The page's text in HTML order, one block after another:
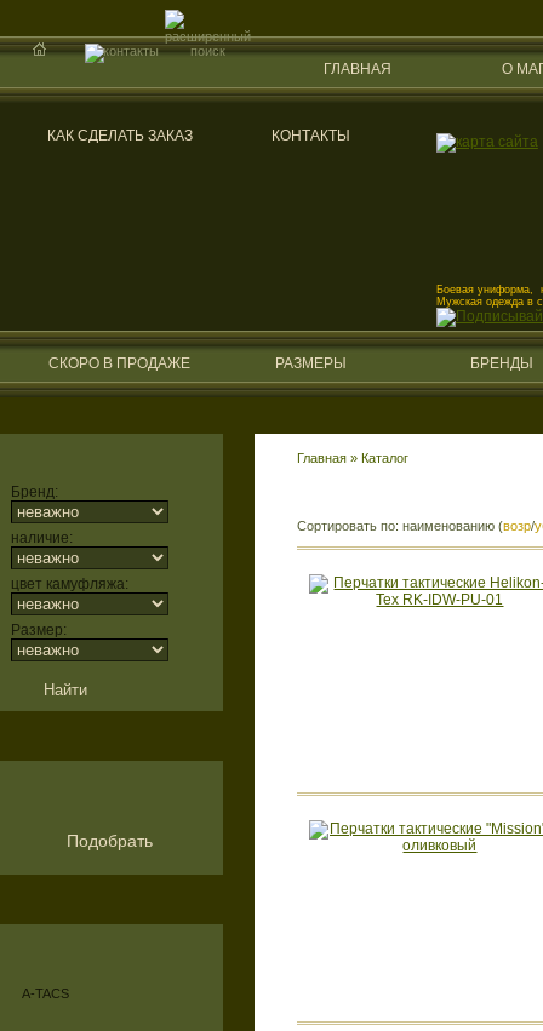
ГЛАВНАЯ О
КАК СДЕЛАТЬ ЗАКАЗ КОНТАКТЫ
Боевая униформа,
Мужская одежда в
СКОРО В ПРОДАЖЕ РАЗМЕРЫ БРЕНДЫ
Бренд:
наличие:
цвет камуфляжа:
Размер:
Подобрать
A-TACS
Главная » Каталог
Сортировать по: наименованию (возр/